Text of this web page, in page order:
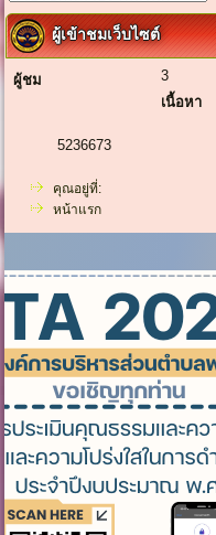
ผู้เข้าชมเว็บไซต์
ผู้ชม
3
เนื้อหา
5236673
คุณอยู่ที่:
หน้าแรก